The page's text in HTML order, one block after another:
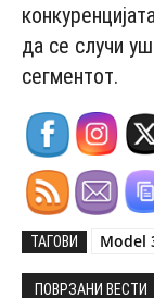
да се случи
сегментот.
ТАГОВИ Model
ПОВРЗАНИ ВЕСТИ